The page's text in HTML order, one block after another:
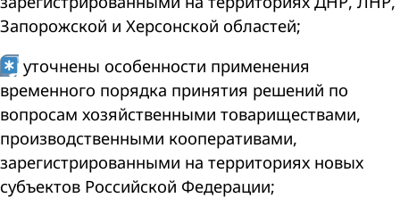
Запорожской и Херсонской областей;
уточнены особенности применения
временного порядка принятия решений по
вопросам хозяйственными товариществами,
производственными кооперативами,
зарегистрированными на территориях новых
субъектов Российской Федерации;